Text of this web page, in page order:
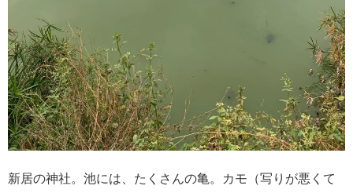
新居の神社。池には、たくさんの亀。カモ（写りが悪くて